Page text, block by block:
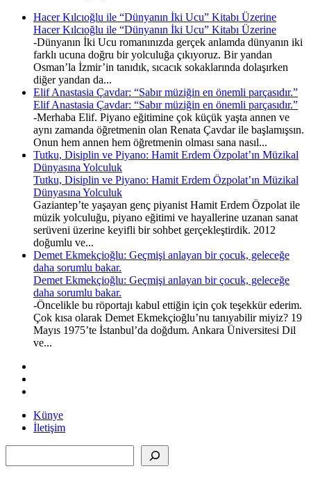
Hacer Kılcıoğlu ile “Dünyanın İki Ucu” Kitabı Üzerine
Hacer Kılcıoğlu ile “Dünyanın İki Ucu” Kitabı Üzerine
-Dünyanın İki Ucu romanınızda gerçek anlamda dünyanın iki
farklı ucuna doğru bir yolculuğa çıkıyoruz. Bir yandan
Osman’la İzmir’in tanıdık, sıcacık sokaklarında dolaşırken
diğer yandan da...
Elif Anastasia Çavdar: “Sabır müziğin en önemli parçasıdır.”
Elif Anastasia Çavdar: “Sabır müziğin en önemli parçasıdır.”
-Merhaba Elif. Piyano eğitimine çok küçük yaşta annen ve
aynı zamanda öğretmenin olan Renata Çavdar ile başlamışsın.
Onun hem annen hem öğretmenin olması sana nasıl...
Tutku, Disiplin ve Piyano: Hamit Erdem Özpolat’ın Müzikal
Dünyasına Yolculuk
Tutku, Disiplin ve Piyano: Hamit Erdem Özpolat’ın Müzikal
Dünyasına Yolculuk
Gaziantep’te yaşayan genç piyanist Hamit Erdem Özpolat ile
müzik yolculuğu, piyano eğitimi ve hayallerine uzanan sanat
serüveni üzerine keyifli bir sohbet gerçekleştirdik. 2012
doğumlu ve...
Demet Ekmekçioğlu: Geçmişi anlayan bir çocuk, geleceğe
daha sorumlu bakar.
Demet Ekmekçioğlu: Geçmişi anlayan bir çocuk, geleceğe
daha sorumlu bakar.
-Öncelikle bu röportajı kabul ettiğin için çok teşekkür ederim.
Çok kısa olarak Demet Ekmekçioğlu’nu tanıyabilir miyiz? 19
Mayıs 1975’te İstanbul’da doğdum. Ankara Üniversitesi Dil
ve...
Künye
İletişim